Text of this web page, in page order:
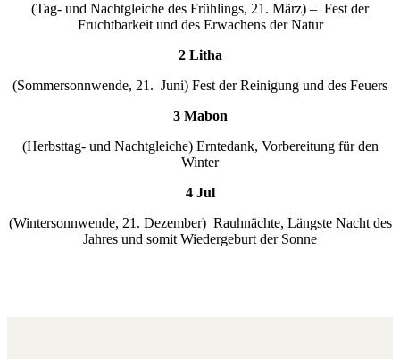
(Tag- und Nachtgleiche des Frühlings, 21. März) – Fest der
Fruchtbarkeit und des Erwachens der Natur
2 Litha
(Sommersonnwende, 21. Juni) Fest der Reinigung und des Feuers
3 Mabon
(Herbsttag- und Nachtgleiche) Erntedank, Vorbereitung für den
Winter
4 Jul
(Wintersonnwende, 21. Dezember) Rauhnächte, Längste Nacht des
Jahres und somit Wiedergeburt der Sonne